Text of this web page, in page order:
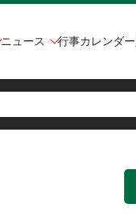
ニュース 行事カレンダー